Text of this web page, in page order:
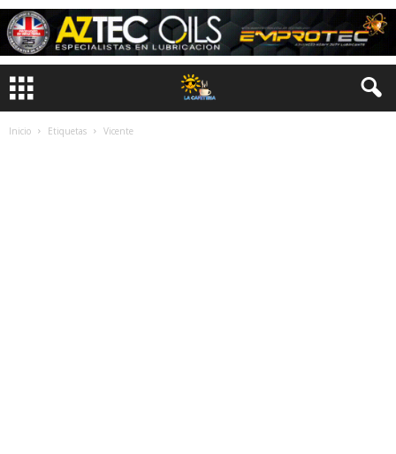
Inicio Etiquetas Vicente